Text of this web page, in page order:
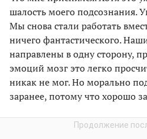
шалость моего подсознания.
Мы снова стали работать
ничего фантастического.
направлены в одну сторону,
эмоций мозг это легко
никак не мог. Но морально
заранее, потому что хорошо